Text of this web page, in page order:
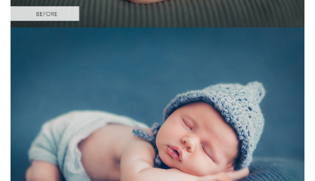
Lütfen seçin
Must-Have Collection
(1432 Lr Presets)